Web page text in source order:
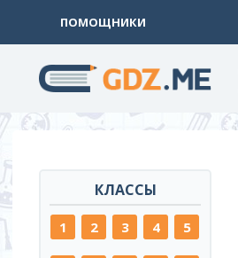
ПОМОЩНИКИ
КЛАССЫ
1 2 3 4 5